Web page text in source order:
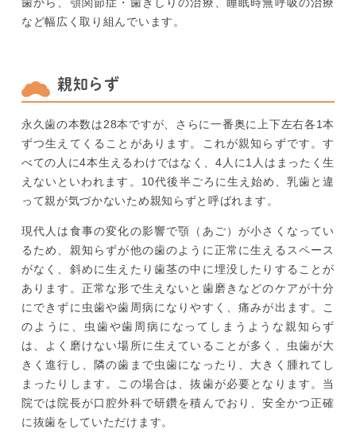
など幅広く取り組んでいます。
親知らず
永久歯の本数は28本ですが、さらに一番奥に上下左右各1本
ずつ生えてくることがあります。これが親知らずです。す
べての人に4本生えるわけではなく、4人に1人はまったく生
えないといわれます。10代後半ごろに生え始め、乳歯と違
って親が気づかないため親知らずと呼ばれます。
現代人は食事の変化の影響で顎（あご）が小さくなってい
るため、親知らずが他の歯のように正常に生えるスペース
がなく、斜めに生えたり歯茎の中に埋没したりすることが
あります。正常な形で生えないと歯磨きなどのケアが十分
にできずに虫歯や歯周病になりやすく、痛みが出ます。こ
のように、虫歯や歯周病になってしまうような親知らず
は、よく磨けない場所に生えていることが多く、虫歯が大
きく進行し、隣の歯まで虫歯になったり、大きく腫れてし
まったりします。この場合は、抜歯が必要となります。当
院では院長が口腔外科で研鑽を積んでおり、安全かつ正確
に抜歯をしていただけます。